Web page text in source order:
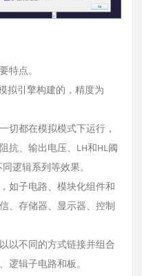
特点。
拟引擎构建的，精度为
切都在模拟模式下运行，
抗、输出电压、LH和HL阈
逻辑系列等效果。
如子电路、模块化组件和
、存储器、显示器、控制
以不同的方式链接并组合
逻辑子电路和板。